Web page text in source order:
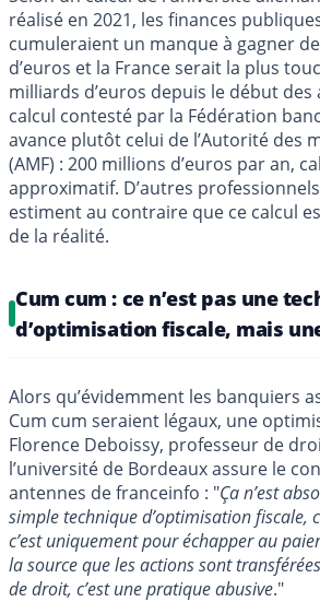
réalisé en 2021, les finances
cumuleraient un manque à gagner
d’euros et la France serait la plus
milliards d’euros depuis le début des
calcul contesté par la Fédération
avance plutôt celui de l’Autorité des
(AMF) : 200 millions d’euros par an,
approximatif. D’autres
estiment au contraire que ce calcul
de la réalité.
Cum cum : ce n’est pas une
d’optimisation fiscale, mais
Alors qu’évidemment les banquiers
Cum cum seraient légaux, une
Florence Deboissy, professeur de
l’université de Bordeaux assure le
antennes de franceinfo : "Ça n’est
simple technique d’optimisation fiscale,
c’est uniquement pour échapper au
la source que les actions sont
de droit, c’est une pratique abusive."